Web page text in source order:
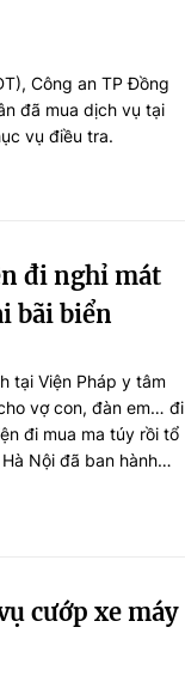
Công an TP Đồng
đã mua dịch vụ tại
vụ điều tra.
đi nghỉ mát
bãi biển
tại Viện Pháp y tâm
vợ con, đàn em… đi
đi mua ma túy rồi tổ
Nội đã ban hành
cướp xe máy